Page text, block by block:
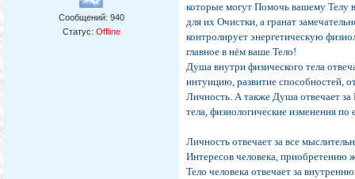
Сообщений: 940
Статус: Offline
которые могут Помочь вашему Телу
для их Очистки, а гранат
контролирует энергетическую
главное в нём ваше Тело!
Душа внутри физического тела
интуицию, развитие способностей,
Личность. А также Душа отвечает
тела, физиологические изменения
Личность отвечает за все
Интересов человека, приобретению
Тело человека отвечает за